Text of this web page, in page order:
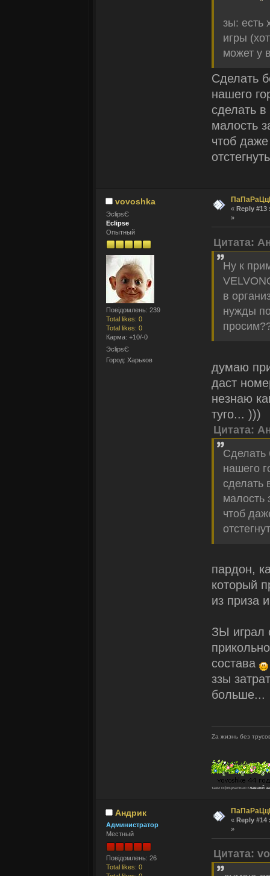
зы: есть
игры
может у
Сделать
нашего
сделать
малость
чтоб
vovoshka
ЭclipsЄ
Eclipse
Опытный
Повідомлень: 239
Total likes: 0
Total likes: 0
Карма: +10/-0
ЭclipsЄ
Город: Харьков
« Reply #13
»
Цитата:
Ну к
в
нужды
думаю
даст
незнаю
туго... )))
Цитата:
Сделать
нашего
сделать
малость
чтоб
пардон,
который
из приза
ЗЫ играл
состава
ззы
больше...
Zа жизнь без
таки официально главный
Андрик
Администратор
Местный
Повідомлень: 26
Total likes: 0
« Reply #14
»
Цитата: